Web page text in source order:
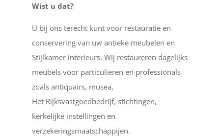
Wist u dat?
U bij ons terecht kunt voor restauratie en
conservering van uw antieke meubelen en
Stijlkamer interieurs. Wij restaureren dagelijks
meubels voor particulieren en professionals
zoals antiquairs, musea,
Het Rijksvastgoedbedrijf, stichtingen,
kerkelijke instellingen en
verzekeringsmaatschappijen.